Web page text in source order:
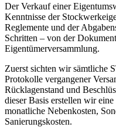
Der Verkauf einer
Kenntnisse der
Reglemente und der
Schritten – von der
Eigentümerversammlung.
Zuerst sichten wir sämtliche
Protokolle vergangener
Rücklagenstand und
dieser Basis erstellen wir
monatliche Nebenkosten,
Sanierungskosten.